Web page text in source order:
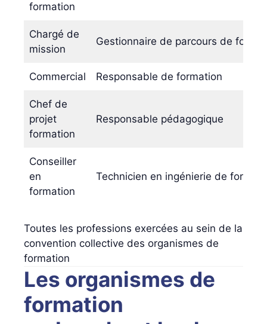
formation
Chargé de
mission
Gestionnaire de parcours de
Commercial Responsable de formation
Chef de
projet
formation
Responsable pédagogique
Conseiller
en
formation
Technicien en ingénierie de
Toutes les professions exercées au sein de la
convention collective des organismes de
formation
Les organismes de
formation